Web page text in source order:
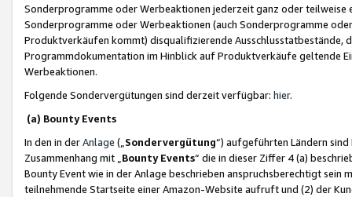
Sonderprogramme oder Werbeaktionen jederzeit ganz oder
Sonderprogramme oder Werbeaktionen (auch Sonderprogramme
Produktverkäufen kommt) disqualifizierende Ausschlusstatbestände,
Programmdokumentation im Hinblick auf Produktverkäufe geltende
Werbeaktionen.
Folgende Sondervergütungen sind derzeit verfügbar: hier.
(a) Bounty Events
In den in derAnlage („ Sondervergütung“) aufgeführten Ländern
Zusammenhang mit „ Bounty Events“ die in dieser Ziffer 4 (a)
Bounty Event wie in der Anlage beschrieben anspruchsberechtigt sein
teilnehmende Startseite einer Amazon-Website aufruft und (2) der